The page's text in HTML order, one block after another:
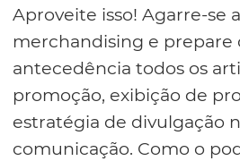
Aproveite isso! Agarre-se
merchandising e prepare
antecedência todos os
promoção, exibição de
estratégia de divulgação
comunicação. Como o